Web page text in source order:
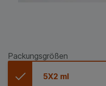
Packungsgrößen
5X2 ml